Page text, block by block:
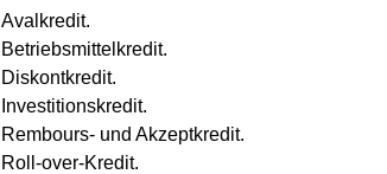
Avalkredit.
Betriebsmittelkredit.
Diskontkredit.
Investitionskredit.
Rembours- und Akzeptkredit.
Roll-over-Kredit.